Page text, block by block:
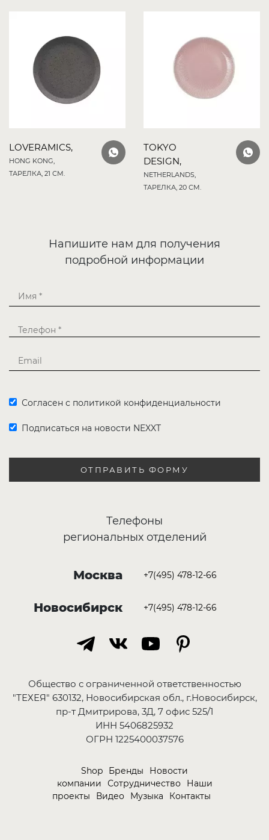
LOVERAMICS,
HONG KONG,
ТАРЕЛКА, 21 СМ.
TOKYO
DESIGN,
NETHERLANDS,
ТАРЕЛКА, 20 СМ.
Напишите нам для получения
подробной информации
Согласен с политикой конфиденциальности
Подписаться на новости NEXXT
ОТПРАВИТЬ ФОРМУ
Телефоны
региональных отделений
Москва +7(495) 478-12-66
Новосибирск +7(495) 478-12-66
Общество с ограниченной ответственностью
"ТЕХЕЯ" 630132, Новосибирская обл., г.Новосибирск,
пр-т Дмитрирова, 3Д, 7 офис 525/1
ИНН 5406825932
ОГРН 1225400037576
Shop Бренды
Новости
компании
Сотрудничество
Наши
проекты
Видео Музыка Контакты